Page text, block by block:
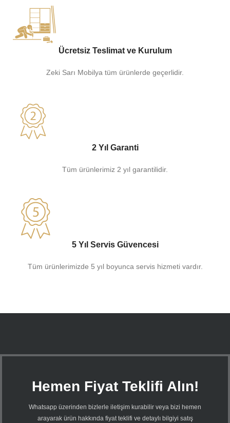
Ücretsiz Teslimat ve Kurulum
Zeki Sarı Mobilya tüm ürünlerde geçerlidir.
2 Yıl Garanti
Tüm ürünlerimiz 2 yıl garantilidir.
5 Yıl Servis Güvencesi
Tüm ürünlerimizde 5 yıl boyunca servis hizmeti vardır.
Hemen Fiyat Teklifi Alın!
Whatsapp üzerinden bizlerle iletişim kurabilir veya bizi hemen
arayarak ürün hakkında fiyat teklifi ve detaylı bilgiyi satış